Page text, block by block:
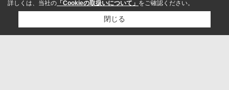
詳しくは、当社の 「Cookieの取扱いについて」 をご確認ください。
閉じる